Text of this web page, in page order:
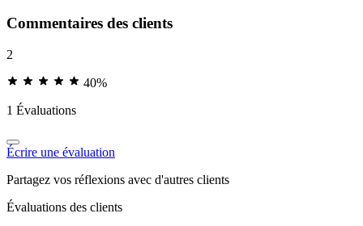
Commentaires des clients
2
40%
1 Évaluations
Écrire une évaluation
Partagez vos réflexions avec d'autres clients
Évaluations des clients